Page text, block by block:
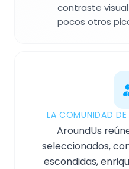
contraste
pocos otros
LA COMUNIDAD
AroundUs
seleccionados,
escondidas,